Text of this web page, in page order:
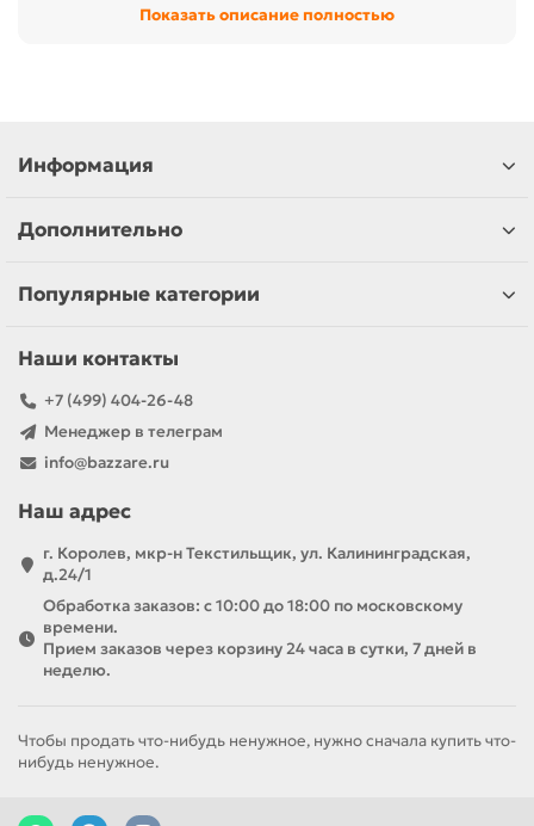
время и силы при выполнении повседневных и
аккумуляторные, бензиновые
опрыскивателей: удочки, аккумуляторы,
•Обогреватели: газовые, кварцевые,
•Краны-водонагреватели
давления
•Тепловые пушки и тепловентиляторы
проверенные временем. Оборудование бренда
помогает легко справляться с задачами любой
сложности, обеспечивая комфорт и экономию
ресурсов.
Умница – просто, удобно, эффективно!
Показать описание полностью
Информация
Дополнительно
Популярные категории
Наши контакты
+7 (499) 404-26-48
Менеджер в телеграм
info@bazzare.ru
Наш адрес
г. Королев, мкр-н Текстильщик, ул. Калининградская,
д.24/1
Обработка заказов: с 10:00 до 18:00 по московскому
времени.
Прием заказов через корзину 24 часа в сутки, 7 дней в
неделю.
Чтобы продать что-нибудь ненужное, нужно сначала купить что-
нибудь ненужное.